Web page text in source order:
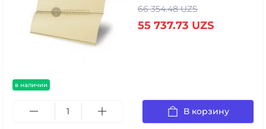
в наличии
66 354.48 UZS
55 737.73 UZS
В корзину